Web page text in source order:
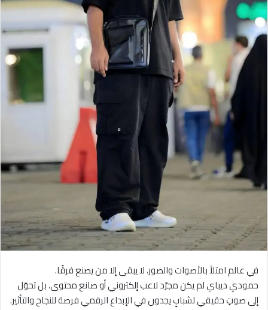
في عالم امتلأ بالأصوات والصور، لا يبقى إلا من يصنع فرقًا.
حمودي ديباي لم يكن مجرّد لاعب إلكتروني أو صانع محتوى، بل تحوّل
إلى صوتٍ حقيقي لشبابٍ يجدون في الإبداع الرقمي فرصة للنجاح والتأثير.